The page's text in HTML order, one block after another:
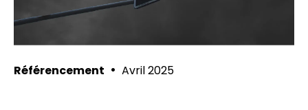
Référencement • Avril 2025